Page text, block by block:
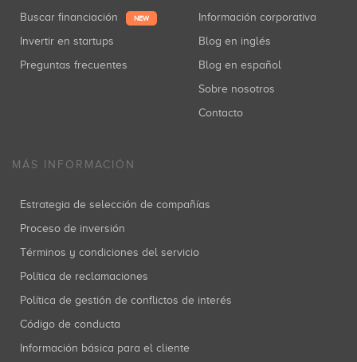
Teamhood
(+8)
Buscar financiación NEW
Invertir en startups
Preguntas frecuentes
Información corporativa
Blog en inglés
Blog en español
Sobre nosotros
Contacto
MÁS INFORMACIÓN
Estrategia de selección de compañías
Proceso de inversión
Términos y condiciones del servicio
Política de reclamaciones
Política de gestión de conflictos de interés
Código de conducta
Información básica para el cliente